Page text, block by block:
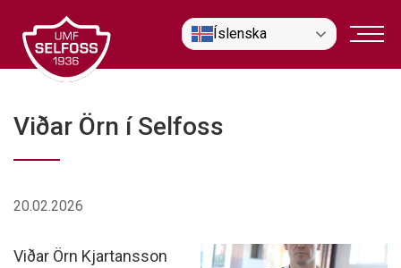
efni
Íslenska
Viðar Örn í Selfoss
20.02.2026
Viðar Örn Kjartansson